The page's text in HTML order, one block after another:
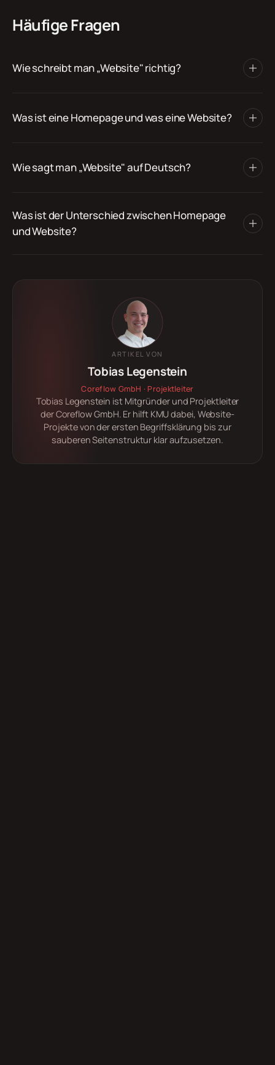
Häufige Fragen
Wie schreibt man „Website" richtig?
Was ist eine Homepage und was eine Website?
Wie sagt man „Website" auf Deutsch?
Was ist der Unterschied zwischen Homepage
und Website?
ARTIKEL VON
Tobias Legenstein
Coreflow GmbH · Projektleiter
Tobias Legenstein ist Mitgründer und Projektleiter
der Coreflow GmbH. Er hilft KMU dabei, Website-
Projekte von der ersten Begriffsklärung bis zur
sauberen Seitenstruktur klar aufzusetzen.